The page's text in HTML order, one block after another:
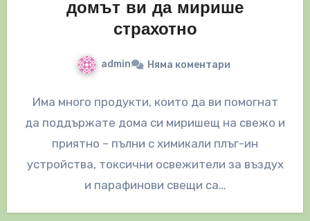
домът ви да мирише
страхотно
admin Няма коментари
Има много продукти, които да ви помогнат
да поддържате дома си миришещ на свежо и
приятно – пълни с химикали плъг-ин
устройства, токсични освежители за въздух
и парафинови свещи са…